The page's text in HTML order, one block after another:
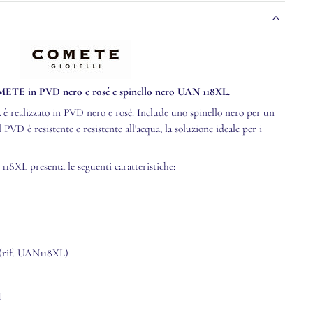
in PVD nero e rosé e spinello nero UAN 118XL.
realizzato in PVD nero e rosé. Include uno spinello nero per un
è resistente e resistente all'acqua, la soluzione ideale per i
presenta le seguenti caratteristiche:
UAN118XL)